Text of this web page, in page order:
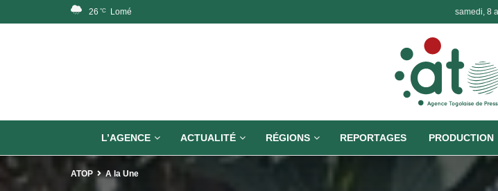
26 °C Lomé samedi, 8
L’AGENCE ACTUALITÉ RÉGIONS REPORTAGES PRODUCTION
ATOP A la Une